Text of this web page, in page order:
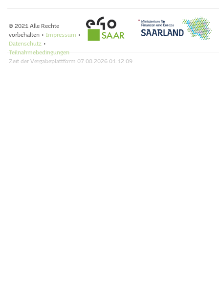
© 2021 Alle Rechte
vorbehalten • Impressum •
Datenschutz •
Teilnahmebedingungen
Zeit der Vergabeplattform 07.08.2026 01:12:09